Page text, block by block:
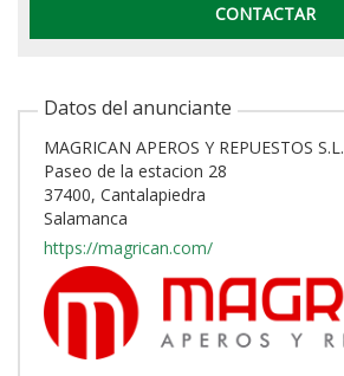
Datos del anunciante
MAGRICAN APEROS Y REPUESTOS S.L.
Paseo de la estacion 28
37400, Cantalapiedra
Salamanca
https://magrican.com/